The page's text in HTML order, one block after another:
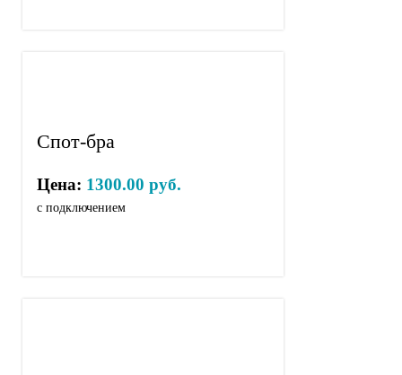
Спот-бра
Цена: 1300.00 руб.
с подключением